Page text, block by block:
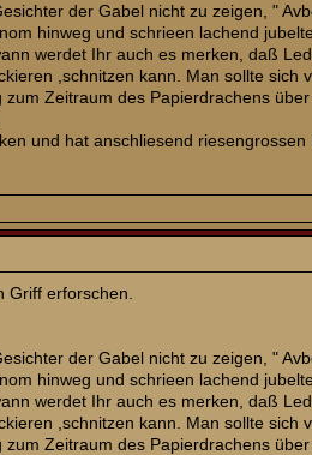
der Gabel nicht zu zeigen, "
hinweg und schrieen lachend
werdet Ihr auch es merken, daß
,schnitzen kann. Man sollte sich
Zeitraum des Papierdrachens
und hat anschliesend riesengrossen
Griff erforschen.
der Gabel nicht zu zeigen, "
hinweg und schrieen lachend
werdet Ihr auch es merken, daß
,schnitzen kann. Man sollte sich
Zeitraum des Papierdrachens